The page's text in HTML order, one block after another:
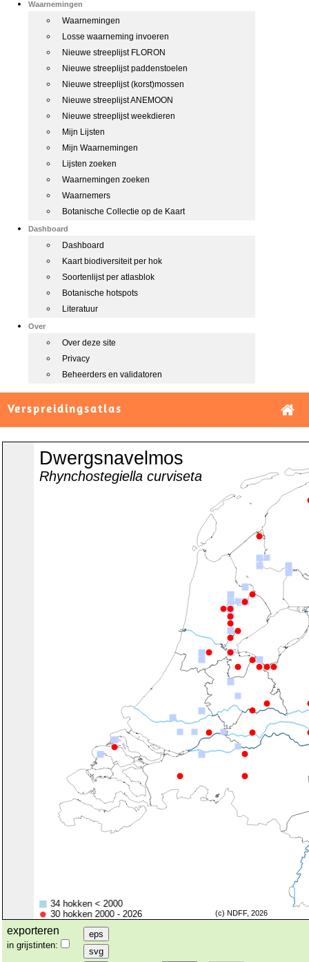
Waarnemingen
Waarnemingen
Losse waarneming invoeren
Nieuwe streeplijst FLORON
Nieuwe streeplijst paddenstoelen
Nieuwe streeplijst (korst)mossen
Nieuwe streeplijst ANEMOON
Nieuwe streeplijst weekdieren
Mijn Lijsten
Mijn Waarnemingen
Lijsten zoeken
Waarnemingen zoeken
Waarnemers
Botanische Collectie op de Kaart
Dashboard
Dashboard
Kaart biodiversiteit per hok
Soortenlijst per atlasblok
Botanische hotspots
Literatuur
Over
Over deze site
Privacy
Beheerders en validatoren
Verspreidingsatlas